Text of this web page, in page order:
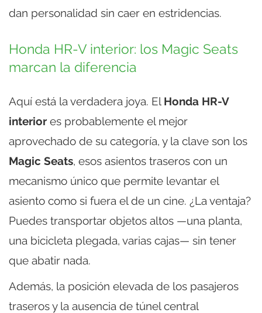
dan personalidad sin caer en estridencias.
Honda HR-V interior: los Magic Seats
marcan la diferencia
Aquí está la verdadera joya. El Honda HR-V
interior es probablemente el mejor
aprovechado de su categoría, y la clave son los
Magic Seats, esos asientos traseros con un
mecanismo único que permite levantar el
asiento como si fuera el de un cine. ¿La ventaja?
Puedes transportar objetos altos —una planta,
una bicicleta plegada, varias cajas— sin tener
que abatir nada.
Además, la posición elevada de los pasajeros
traseros y la ausencia de túnel central